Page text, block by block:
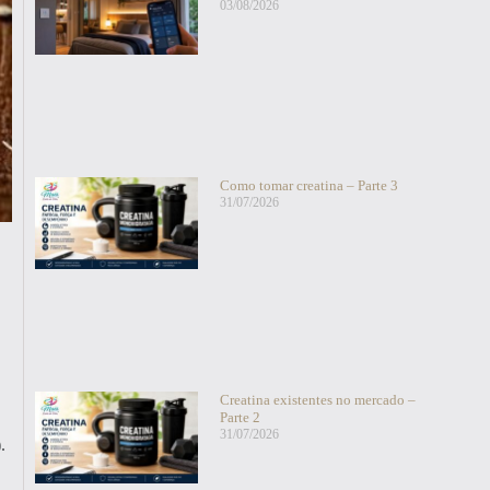
03/08/2026
Como tomar creatina – Parte 3
31/07/2026
Creatina existentes no mercado –
Parte 2
31/07/2026